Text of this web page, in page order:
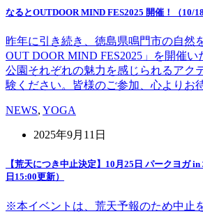
なるとOUTDOOR MIND FES2025 開催！（10/18
昨年に引き続き、徳島県鳴門市の自然
OUT DOOR MIND FES2025」を開催い
公園それぞれの魅力を感じられるアク
験ください。皆様のご参加、心よりお
NEWS, YOGA
2025年9月11日
【荒天につき中止決定】10月25日 パークヨガ
日15:00更新）
※本イベントは、荒天予報のため中止